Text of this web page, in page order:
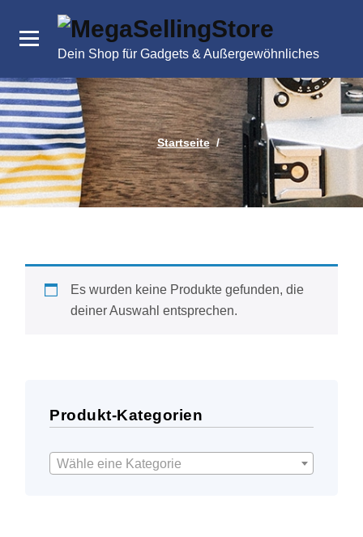
Inhalt
Dein Shop für Gadgets & Außergewöhnliches
Startseite/
Es wurden keine Produkte gefunden, die
deiner Auswahl entsprechen.
Produkt-Kategorien
Wähle eine Kategorie